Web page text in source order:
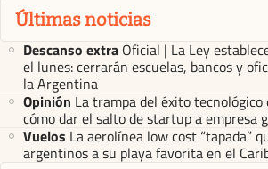
Últimas noticias
Descanso extra Oficial | La Ley
el lunes: cerrarán escuelas, bancos y
la Argentina
Opinión La trampa del éxito
cómo dar el salto de startup a empresa
Vuelos La aerolínea low cost “tapada”
argentinos a su playa favorita en el